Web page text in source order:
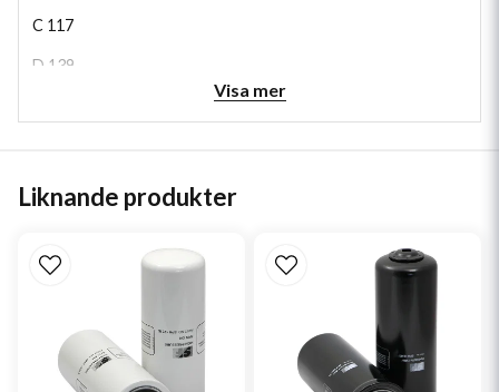
C 117
D 139
Visa mer
Liknande produkter